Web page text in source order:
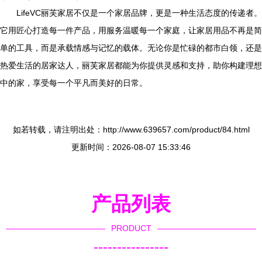
LifeVC丽芙家居不仅是一个家居品牌，更是一种生活态度的传递者。
它用匠心打造每一件产品，用服务温暖每一个家庭，让家居用品不再是简
单的工具，而是承载情感与记忆的载体。无论你是忙碌的都市白领，还是
热爱生活的居家达人，丽芙家居都能为你提供灵感和支持，助你构建理想
中的家，享受每一个平凡而美好的日常。
如若转载，请注明出处：http://www.639657.com/product/84.html
更新时间：2026-08-07 15:33:46
产品列表
PRODUCT
----------------